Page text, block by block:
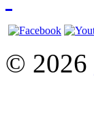
© 2026